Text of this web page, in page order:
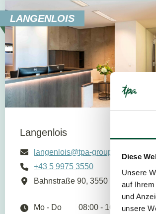
Diese
Unsere
auf
und
unsere
LANGENLOIS
Langenlois
langenlois@tpa-group.at
+43 5 9975 3550
Bahnstraße 90, 3550 Langenlois
Mo - Do
08:00 - 16:00